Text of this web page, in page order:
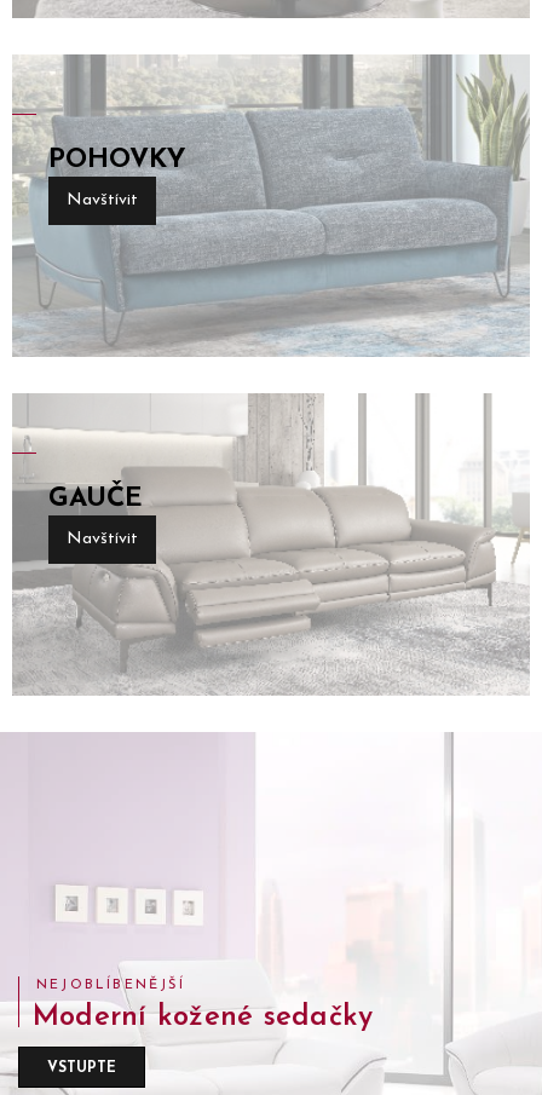
POHOVKY
Navštívit
GAUČE
Navštívit
NEJOBLÍBENĚJŠÍ
Moderní kožené sedačky
VSTUPTE